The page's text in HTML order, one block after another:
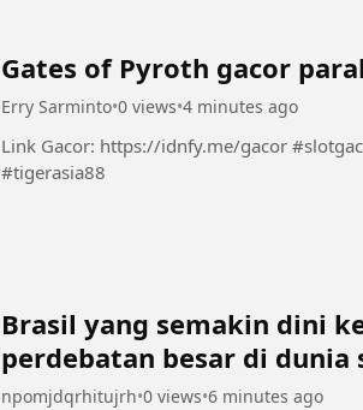
Gates of Pyroth gacor
Erry Sarminto•0 views•4 minutes ago
Link Gacor: https://idnfy.me/gacor #slotgacor #slotonline #infoslotgacor #situsgacor
#tigerasia88
Brasil yang semakin dini
perdebatan besar di dunia
npomjdqrhitujrh•0 views•6 minutes ago